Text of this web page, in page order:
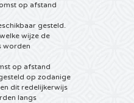
op afstand
gesteld.
wijze de
worden
op afstand
op zodanige
dit redelijkerwijs
langs